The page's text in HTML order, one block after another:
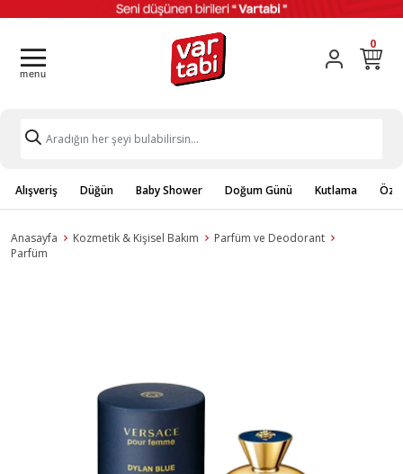
0
Alışveriş Düğün Baby Shower Doğum Günü Kutlama
Anasayfa Kozmetik & Kişisel Bakım
Parfüm ve Deodorant
Parfüm